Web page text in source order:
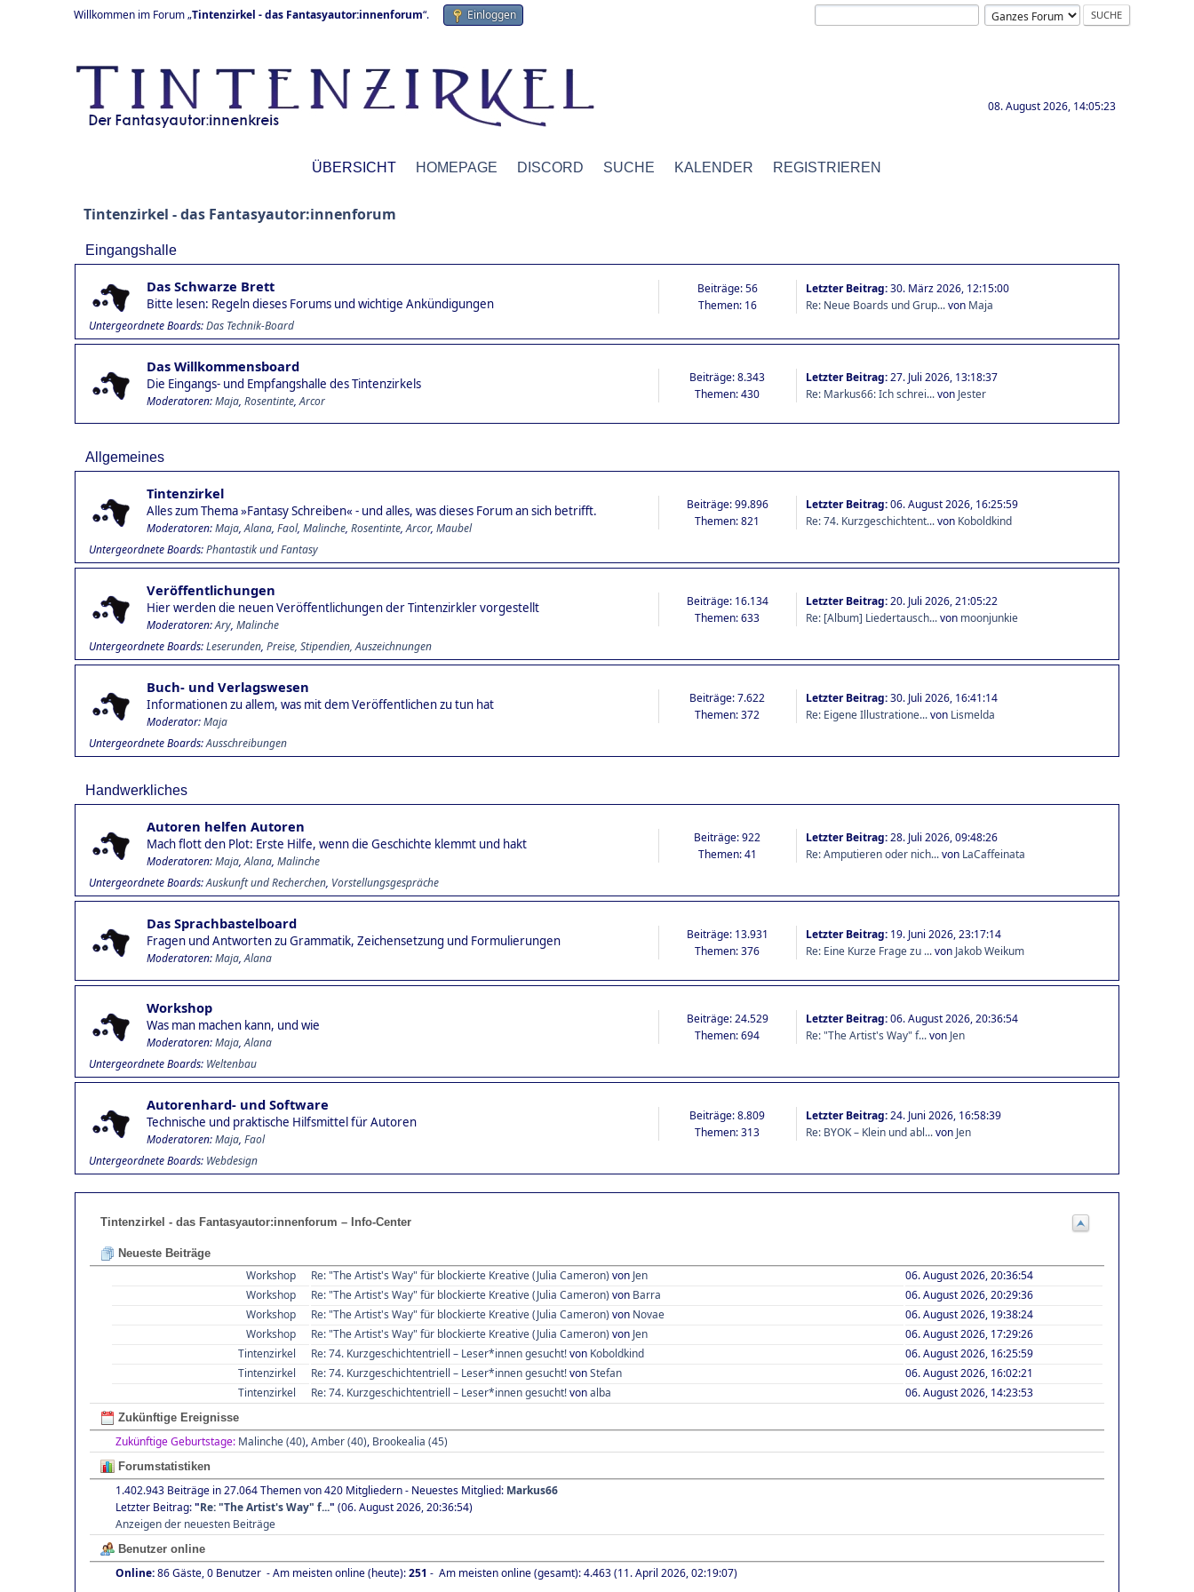
Willkommen im Forum „Tintenzirkel - das Fantasyautor:innenforum“. Einloggen
08. August 2026, 14:05:23
ÜBERSICHT HOMEPAGE DISCORD SUCHE KALENDER REGISTRIEREN
Tintenzirkel - das Fantasyautor:innenforum
Eingangshalle
Das Schwarze Brett
Bitte lesen: Regeln dieses Forums und wichtige Ankündigungen
Beiträge: 56
Themen: 16
Letzter Beitrag:30. März 2026, 12:15:00
Re: Neue Boards und Grup...von Maja
Untergeordnete Boards Das Technik-Board
Das Willkommensboard
Die Eingangs- und Empfangshalle des Tintenzirkels
Moderatoren:Maja, Rosentinte,Arcor
Beiträge: 8.343
Themen: 430
Letzter Beitrag:27. Juli 2026, 13:18:37
Re: Markus66: Ich schrei...von Jester
Allgemeines
Tintenzirkel
Alles zum Thema »Fantasy Schreiben« - und alles, was dieses Forum an sich betrifft.
Moderatoren:Maja,Alana, Faol, Malinche, Rosentinte,Arcor, Maubel
Beiträge: 99.896
Themen: 821
Letzter Beitrag:06. August 2026, 16:25:59
Re: 74. Kurzgeschichtent...von Koboldkind
Untergeordnete Boards Phantastik und Fantasy
Veröffentlichungen
Hier werden die neuen Veröffentlichungen der Tintenzirkler vorgestellt
Moderatoren:Ary, Malinche
Beiträge: 16.134
Themen: 633
Letzter Beitrag:20. Juli 2026, 21:05:22
Re: [Album] Liedertausch...von moonjunkie
Untergeordnete Boards Leserunden Preise, Stipendien, Auszeichnungen
Buch- und Verlagswesen
Informationen zu allem, was mit dem Veröffentlichen zu tun hat
Moderator:Maja
Beiträge: 7.622
Themen: 372
Letzter Beitrag:30. Juli 2026, 16:41:14
Re: Eigene Illustratione...von Lismelda
Untergeordnete Boards Ausschreibungen
Handwerkliches
Autoren helfen Autoren
Mach flott den Plot: Erste Hilfe, wenn die Geschichte klemmt und hakt
Moderatoren:Maja,Alana, Malinche
Beiträge: 922
Themen: 41
Letzter Beitrag:28. Juli 2026, 09:48:26
Re: Amputieren oder nich...von LaCaffeinata
Untergeordnete Boards Auskunft und Recherchen Vorstellungsgespräche
Das Sprachbastelboard
Fragen und Antworten zu Grammatik, Zeichensetzung und Formulierungen
Moderatoren:Maja,Alana
Beiträge: 13.931
Themen: 376
Letzter Beitrag: 19. Juni 2026, 23:17:14
Re: Eine Kurze Frage zu ...von Jakob Weikum
Workshop
Was man machen kann, und wie
Moderatoren:Maja,Alana
Beiträge: 24.529
Themen: 694
Letzter Beitrag:06. August 2026, 20:36:54
Re: "The Artist's Way" f...von Jen
Untergeordnete Boards Weltenbau
Autorenhard- und Software
Technische und praktische Hilfsmittel für Autoren
Moderatoren:Maja, Faol
Beiträge: 8.809
Themen: 313
Letzter Beitrag:24. Juni 2026, 16:58:39
Re: BYOK – Klein und abl...von Jen
Untergeordnete Boards Webdesign
Tintenzirkel - das Fantasyautor:innenforum – Info-Center
Neueste Beiträge
Workshop Re: "The Artist's Way" für blockierte Kreative (Julia Cameron) von Jen
06. August 2026, 20:36:54
Workshop
Re: "The Artist's Way" für blockierte Kreative (Julia Cameron) von Barra
06. August 2026, 20:29:36
Workshop
Re: "The Artist's Way" für blockierte Kreative (Julia Cameron) von Novae
06. August 2026, 19:38:24
Workshop
Re: "The Artist's Way" für blockierte Kreative (Julia Cameron) von Jen
06. August 2026, 17:29:26
Tintenzirkel
Re: 74. Kurzgeschichtentriell – Leser*innen gesucht!von Koboldkind
06. August 2026, 16:25:59
Tintenzirkel
Re: 74. Kurzgeschichtentriell – Leser*innen gesucht!vonStefan
06. August 2026, 16:02:21
Tintenzirkel
Re: 74. Kurzgeschichtentriell – Leser*innen gesucht!vonalba 06. August 2026, 14:23:53
Zukünftige Ereignisse
Zukünftige Geburtstage: Malinche (40),Amber (40), Brookealia (45)
Forumstatistiken
1.402.943 Beiträge in 27.064 Themen von 420 Mitgliedern - Neuestes Mitglied: Markus66
Letzter Beitrag:"Re: "The Artist's Way" f..." (06. August 2026, 20:36:54)
Anzeigen der neuesten Beiträge
Benutzer online
Online:86 Gäste, 0 Benutzer - Am meisten online (heute):251 - Am meisten online (gesamt): 4.463 (11. April 2026, 02:19:07)